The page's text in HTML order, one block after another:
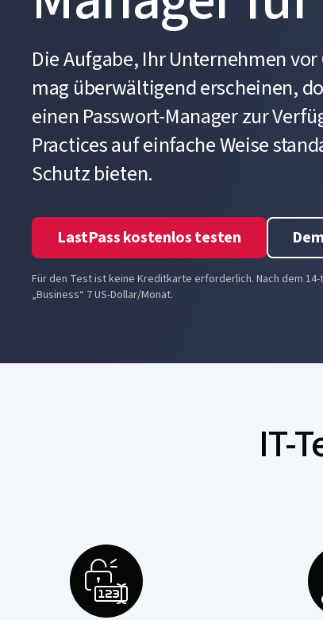
Die Aufgabe, Ihr Unternehmen
mag überwältigend erscheinen,
einen Passwort-Manager zur
Practices auf einfache Weise
Schutz bieten.
LastPass kostenlos testen
Für den Test ist keine Kreditkarte erforderlich. Nach dem
„Business“ 7 US-Dollar/Monat.
IT-